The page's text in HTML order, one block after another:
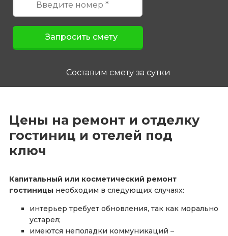
Составим смету за сутки
Цены на ремонт и отделку
гостиниц и отелей под
ключ
Капитальный или косметический ремонт
гостиницы необходим в следующих случаях:
интерьер требует обновления, так как морально
устарел;
имеются неполадки коммуникаций –